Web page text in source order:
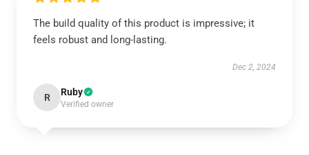
The build quality of this product is impressive; it
feels robust and long-lasting.
Dec 2, 2024
R Ruby
Verified owner